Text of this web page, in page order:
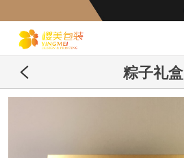
妆品包装盒工厂,高档 粽子礼盒